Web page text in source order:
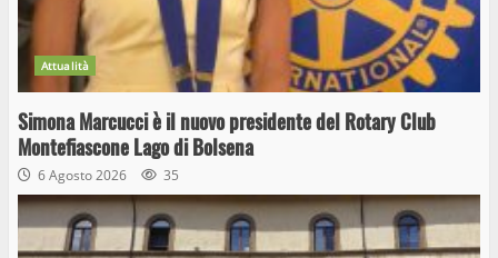
Attualità
Simona Marcucci è il nuovo presidente del Rotary Club
Montefiascone Lago di Bolsena
6 Agosto 2026 35